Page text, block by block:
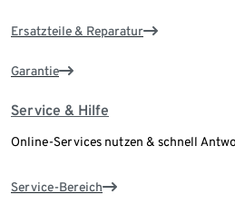
Ersatzteile & Reparatur
Garantie
Service & Hilfe
Online-Services nutzen & schnell
Service-Bereich